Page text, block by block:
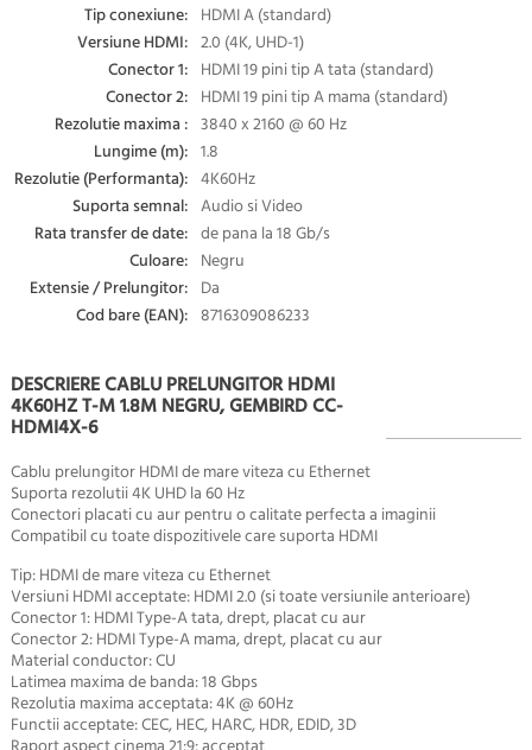
Tip conexiune: HDMI A (standard)
Versiune HDMI: 2.0 (4K, UHD-1)
Conector 1: HDMI 19 pini tip A tata (standard)
Conector 2: HDMI 19 pini tip A mama (standard)
Rezolutie maxima : 3840 x 2160 @ 60 Hz
Lungime (m): 1.8
Rezolutie (Performanta): 4K60Hz
Suporta semnal: Audio si Video
Rata transfer de date: de pana la 18 Gb/s
Culoare: Negru
Extensie / Prelungitor: Da
Cod bare (EAN): 8716309086233
DESCRIERE CABLU PRELUNGITOR HDMI
4K60HZ T-M 1.8M NEGRU, GEMBIRD CC-
HDMI4X-6
Cablu prelungitor HDMI de mare viteza cu Ethernet
Suporta rezolutii 4K UHD la 60 Hz
Conectori placati cu aur pentru o calitate perfecta a imaginii
Compatibil cu toate dispozitivele care suporta HDMI
Tip: HDMI de mare viteza cu Ethernet
Versiuni HDMI acceptate: HDMI 2.0 (si toate versiunile anterioare)
Conector 1: HDMI Type-A tata, drept, placat cu aur
Conector 2: HDMI Type-A mama, drept, placat cu aur
Material conductor: CU
Latimea maxima de banda: 18 Gbps
Rezolutia maxima acceptata: 4K @ 60Hz
Functii acceptate: CEC, HEC, HARC, HDR, EDID, 3D